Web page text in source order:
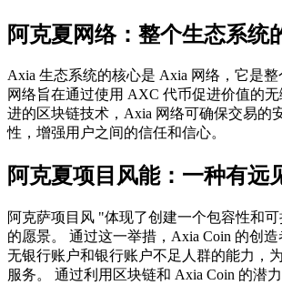
阿克夏网络：整个生态系统
Axia 生态系统的核心是 Axia 网络，它是
网络旨在通过使用 AXC 代币促进价值的
进的区块链技术，Axia 网络可确保交易的
性，增强用户之间的信任和信心。
阿克夏项目风能：一种有远
阿克萨项目风 "体现了创建一个包容性和
的愿景。 通过这一举措，Axia Coin 的创
无银行账户和银行账户不足人群的能力，
服务。 通过利用区块链和 Axia Coin 的潜力